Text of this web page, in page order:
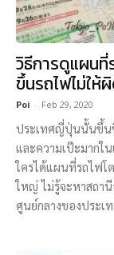
วิธีการดูแผนที่
ขึ้นรถไฟไม่ใ
Poi - Feb 29, 2020
ประเทศญี่ปุ่นนั้นขึ้น
และความเป๊ะมากใ
ใครได้แผนที่รถไฟ
ใหญ่ ไม่รู้จะหาสถานี
ศูนย์กลางของประเ